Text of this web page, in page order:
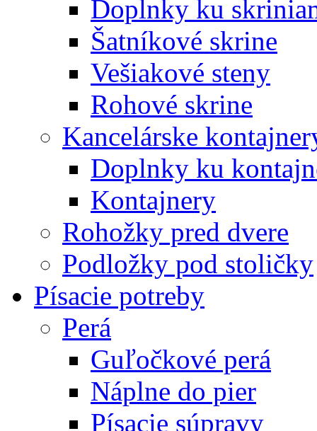
Doplnky ku
Šatníkové skrine
Vešiakové steny
Rohové skrine
Kancelárske
Doplnky ku
Kontajnery
Rohožky pred dvere
Podložky pod stoličky
Písacie potreby
Perá
Guľočkové perá
Náplne do pier
Písacie súpravy